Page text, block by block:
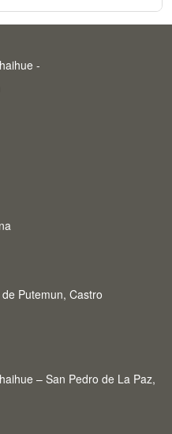
-
Putemun, Castro
– San Pedro de La Paz,